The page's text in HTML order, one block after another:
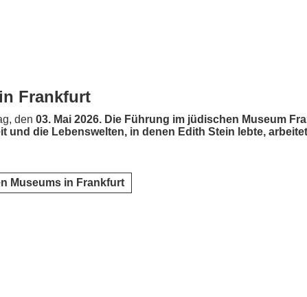
Frankfurt
den 03. Mai 2026. Die Führung im jüdischen Museum
und die Lebenswelten, in denen Edith Stein lebte,
Museums in Frankfurt